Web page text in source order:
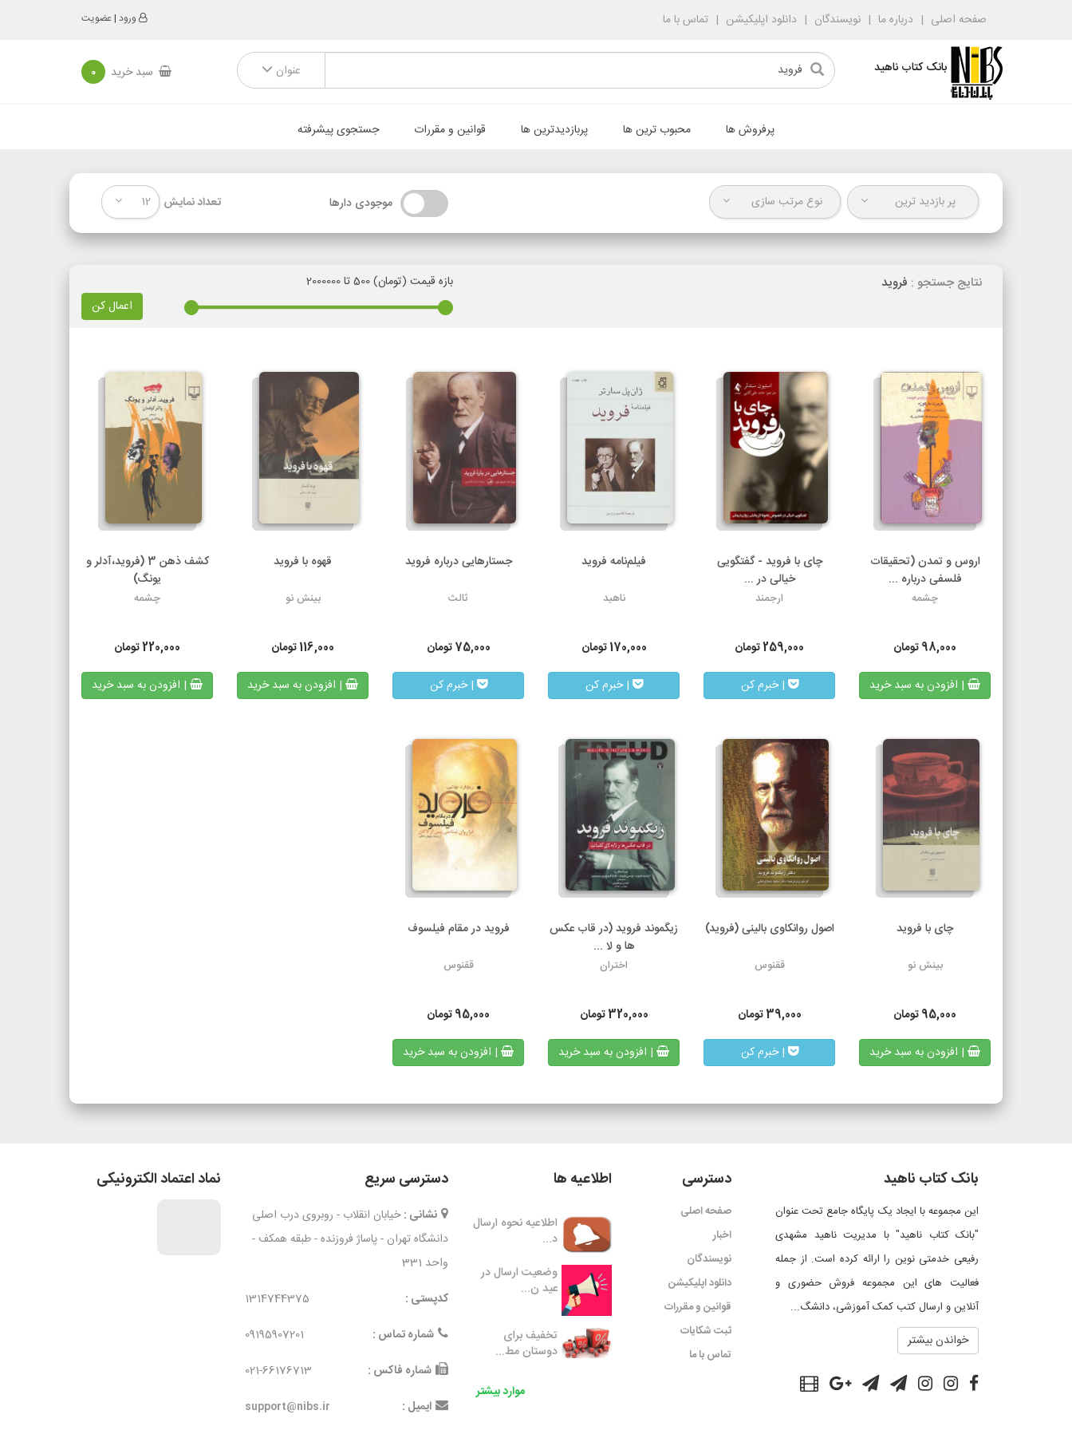
صفحه اصلی درباره ما نویسندگان دانلود اپلیکیشن تماس با ما ورود |عضویت
بانک کتاب ناهید عنوان سبد خرید 0
پرفروش ها محبوب ترین ها پربازدیدترین ها قوانین و مقررات جستجوی پیشرفته
پر بازدید ترین نوع مرتب سازی موجودی دارها تعداد نمایش 12
نتایج جستجو : فروید
بازه قیمت (تومان) 500 تا 2000000
اعمال کن
اروس و تمدن (تحقیقات
فلسفی درباره ...
چشمه
98,000تومان
| افزودن به سبد خرید
چای با فروید - گفتگویی
خیالی در ...
ارجمند
259,000تومان
| خبرم کن
فیلم‌نامه فروید
ناهید
170,000تومان
| خبرم کن
جستارهایی درباره فروید
ثالث
75,000تومان
| خبرم کن
قهوه با فروید
بینش نو
116,000تومان
| افزودن به سبد خرید
کشف ذهن 3 (فروید،آدلر و
یونگ)
چشمه
220,000تومان
| افزودن به سبد خرید
چای با فروید
بینش نو
95,000تومان
| افزودن به سبد خرید
اصول روانکاوی بالینی (فروید)
ققنوس
39,000تومان
| خبرم کن
زیگموند فروید (در قاب عکس
ها و لا ...
اختران
320,000تومان
| افزودن به سبد خرید
فروید در مقام فیلسوف
ققنوس
95,000تومان
| افزودن به سبد خرید
بانک کتاب ناهید
این مجموعه با ایجاد یک پایگاه جامع تحت عنوان
"بانک کتاب ناهید" با مدیریت ناهید مشهدی
رفیعی خدمتی نوین را ارائه کرده است. از جمله
فعالیت های این مجموعه فروش حضوری و
آنلاین و ارسال کتب کمک آموزشی، دانشگ...
خواندن بیشتر
دسترسی
صفحه اصلی
اخبار
نویسندگان
دانلود اپلیکیشن
قوانین و مقررات
ثبت شکایات
تماس با ما
اطلاعیه ها
اطلاعیه نحوه ارسال
د...
وضعیت ارسال در
عید ن...
تخفیف برای
دوستان مط...
موارد بیشتر
دسترسی سریع
نشانی : خیابان انقلاب - روبروی درب اصلی
دانشگاه تهران - پاساژ فروزنده - طبقه همکف -
واحد 331
کدپستی :
1314744375
شماره تماس :
09195907201
شماره فاکس :
021-66176713
ایمیل :
support@nibs.ir
نماد اعتماد الکترونیکی